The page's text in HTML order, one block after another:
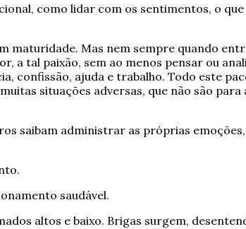
como lidar com os sentimentos, o
maturidade. Mas nem sempre quando
a tal paixão, sem ao menos pensar ou
confissão, ajuda e trabalho. Todo este
situações adversas, que não são para
saibam administrar as próprias
saudável.
altos e baixo. Brigas surgem,